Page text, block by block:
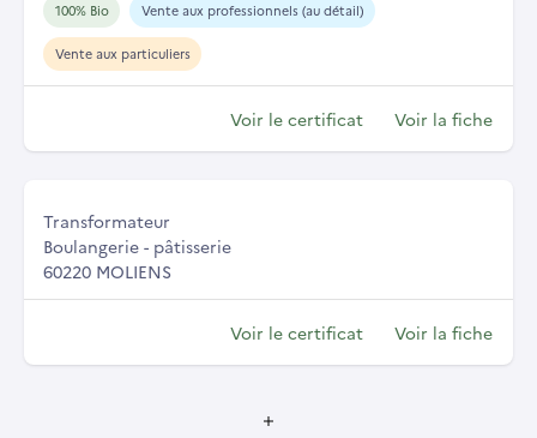
100% Bio Vente aux professionnels (au détail)
Vente aux particuliers
Voir le certificat Voir la fiche
Transformateur
Boulangerie - pâtisserie
60220 MOLIENS
Voir le certificat Voir la fiche